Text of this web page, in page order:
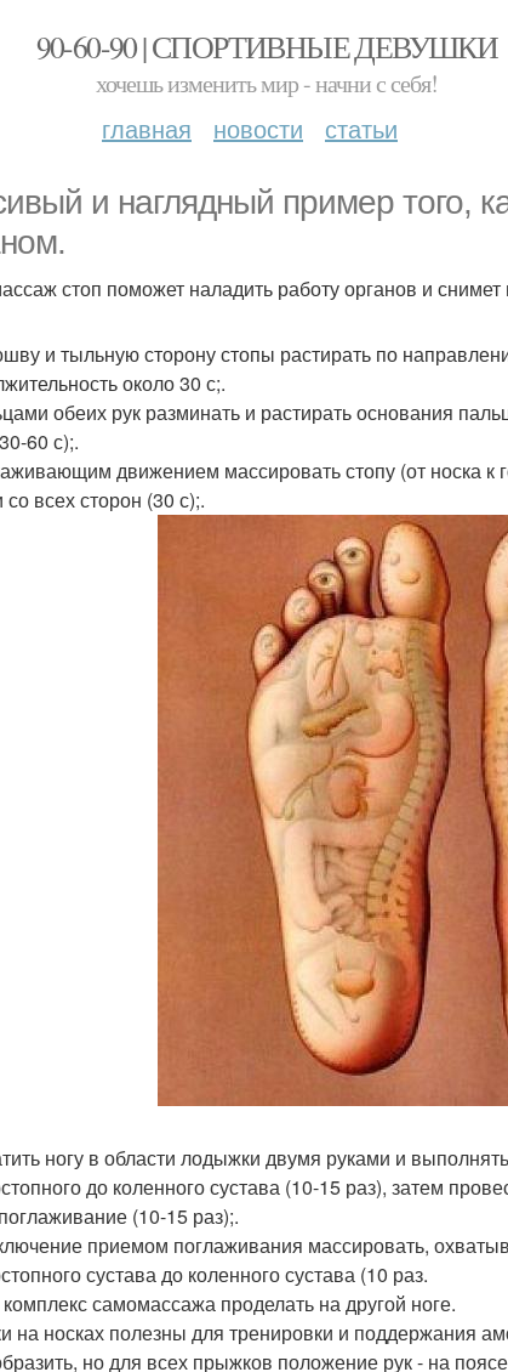
90-60-90 | СПОРТИВНЫЕ ДЕВУШКИ
хочешь изменить мир - начни с себя!
главная новости статьи
и наглядный пример того,
стоп поможет наладить работу органов и
и тыльную сторону стопы растирать по
около 30 с;.
обеих рук разминать и растирать основания
60 с);.
движением массировать стопу (от носка к
со всех сторон (30 с);.
ногу в области лодыжки двумя руками и
до коленного сустава (10-15 раз), затем
(10-15 раз);.
приемом поглаживания массировать,
сустава до коленного сустава (10 раз.
самомассажа проделать на другой ноге.
на носках полезны для тренировки и поддержания
но для всех прыжков положение рук - на